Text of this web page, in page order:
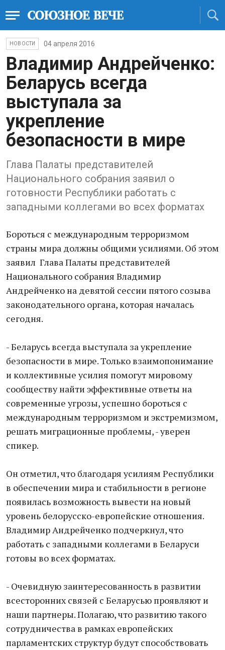
НОВОСТИ 04 апреля 2016
Владимир Андрейченко:
Беларусь всегда
выступала за
укрепление
безопасности в мире
Глава Палаты представителей
Национального собрания заявил о
готовности ​Республики работать с
западными коллегами во всех форматах
Бороться с международным терроризмом
страны мира должны общими усилиями. Об этом
заявил Глава Палаты представителей
Национального собрания Владимир
Андрейченко на девятой сессии пятого созыва
законодательного органа, которая началась
сегодня.
- Беларусь всегда выступала за укрепление
безопасности в мире. Только взаимопонимание
и коллективные усилия помогут мировому
сообществу найти эффективные ответы на
современные угрозы, успешно бороться с
международным терроризмом и экстремизмом,
решать миграционные проблемы, - уверен
спикер.
Он отметил, что благодаря усилиям ​Р​еспублики
в обеспечении мира и стабильности в регионе
появилась возможность вывести на новый
уровень белорусско-европейские отношения.
Владимир Андрейченко подчеркнул, что
работать с западными коллегами в Беларуси
готовы во всех форматах.
- Очевидную заинтересованность в развитии
всесторонних связей с Беларусью проявляют и
наши партнеры. Полагаю, что развитию такого
сотрудничества в рамках европейских
парламентских структур будут способствовать